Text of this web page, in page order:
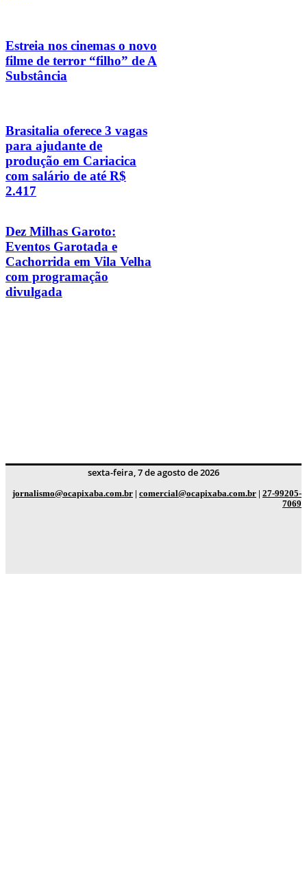
Estreia nos cinemas o novo
filme de terror “filho” de A
Substância
Brasitalia oferece 3 vagas
para ajudante de
produção em Cariacica
com salário de até R$
2.417
Dez Milhas Garoto:
Eventos Garotada e
Cachorrida em Vila Velha
com programação
divulgada
sexta-feira, 7 de agosto de 2026
jornalismo@ocapixaba.com.br | comercial@ocapixaba.com.br | 27-99205-
7069